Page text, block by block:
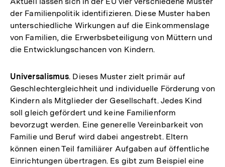
der Familienpolitik identifizieren. Diese Muster haben
unterschiedliche Wirkungen auf die Einkommenslage
von Familien, die Erwerbsbeteiligung von Müttern und
die Entwicklungschancen von Kindern.
Universalismus. Dieses Muster zielt primär auf
Geschlechtergleichheit und individuelle Förderung von
Kindern als Mitglieder der Gesellschaft. Jedes Kind
soll gleich gefördert und keine Familienform
bevorzugt werden. Eine generelle Vereinbarkeit von
Familie und Beruf wird dabei angestrebt. Eltern
können einen Teil familiärer Aufgaben auf öffentliche
Einrichtungen übertragen. Es gibt zum Beispiel eine